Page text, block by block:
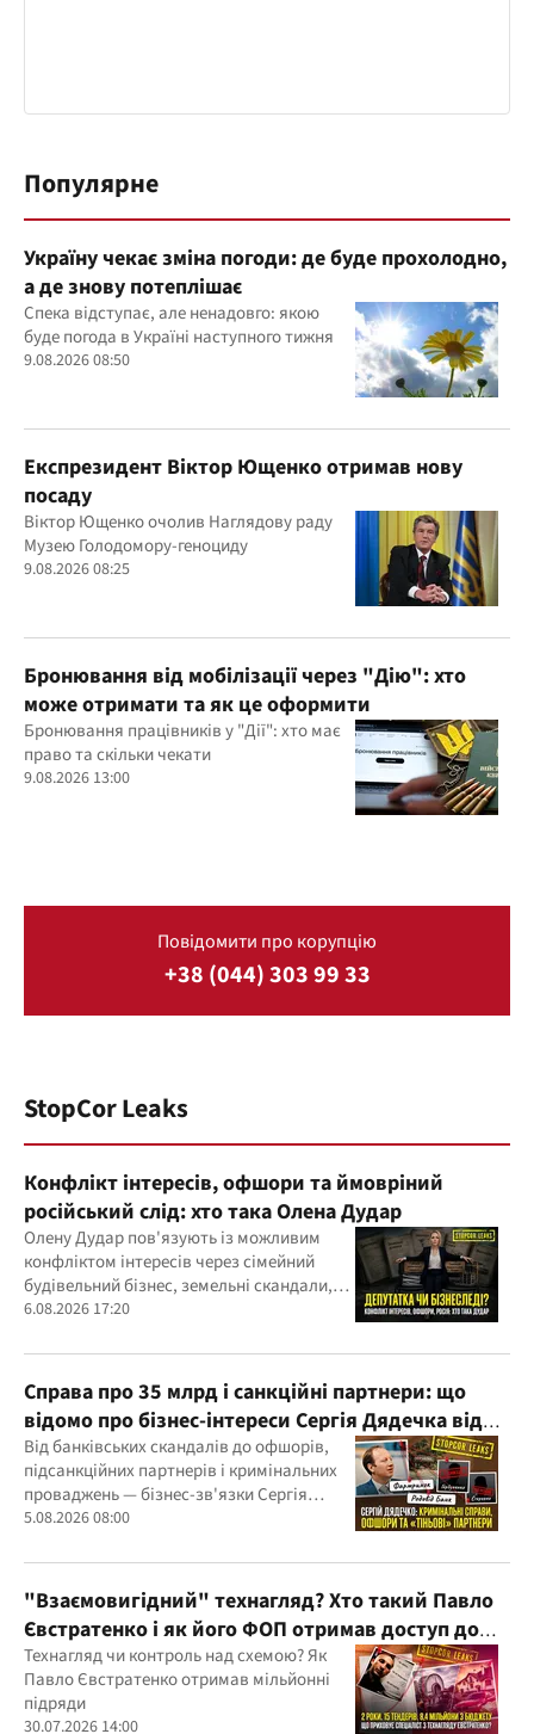
Популярне
Україну чекає зміна погоди: де буде прохолодно,
а де знову потеплішає
Спека відступає, але ненадовго: якою
буде погода в Україні наступного тижня
9.08.2026 08:50
Експрезидент Віктор Ющенко отримав нову
посаду
Віктор Ющенко очолив Наглядову раду
Музею Голодомору-геноциду
9.08.2026 08:25
Бронювання від мобілізації через "Дію": хто
може отримати та як це оформити
Бронювання працівників у "Дії": хто має
право та скільки чекати
9.08.2026 13:00
Повідомити про корупцію
+38 (044) 303 99 33
StopCor Leaks
Конфлікт інтересів, офшори та ймовріний
російський слід: хто така Олена Дудар
Олену Дудар пов'язують із можливим
конфліктом інтересів через сімейний
будівельний бізнес, земельні скандали,
судові справи
6.08.2026 17:20
Справа про 35 млрд і санкційні партнери: що
відомо про бізнес-інтереси Сергія Дядечка від
"Родовід Банку" до "ФАРМАСЕЛ"
Від банківських скандалів до офшорів,
підсанкційних партнерів і кримінальних
проваджень — бізнес-зв'язки Сергія
Дядечка й досі простягаються через
5.08.2026 08:00
"Взаємовигідний" технагляд? Хто такий Павло
Євстратенко і як його ФОП отримав доступ до
бюджетних мільйонів?
Технагляд чи контроль над схемою? Як
Павло Євстратенко отримав мільйонні
підряди
30.07.2026 14:00